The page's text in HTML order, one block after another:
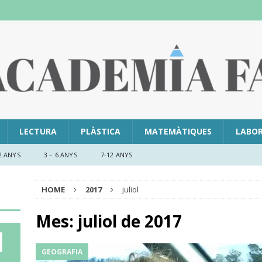
LECTURA PLÀSTICA MATEMÀTIQUES
ANYS 3 – 6 ANYS 7-12 ANYS
HOME 2017 juliol
Mes: juliol de 2017
GEOGRAFIA